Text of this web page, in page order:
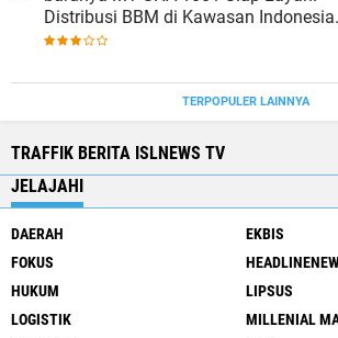
Distribusi BBM di Kawasan Indonesia
bagian Timur
TERPOPULER LAINNYA
TRAFFIK BERITA ISLNEWS TV
JELAJAHI
DAERAH
EKBIS
FOKUS
HUKUM
LIPSUS
LOGISTIK
MILLENIAL